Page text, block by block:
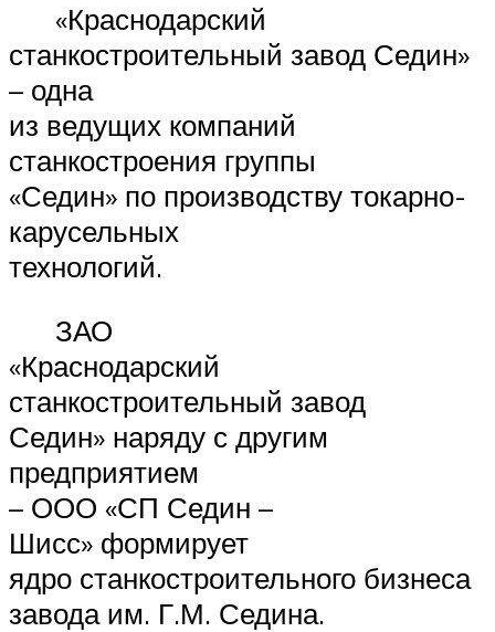
«Краснодарский
станкостроительный завод Седин»
– одна
из ведущих компаний
станкостроения группы
«Седин» по производству токарно-
карусельных
технологий.
ЗАО
«Краснодарский
станкостроительный завод
Седин» наряду с другим
предприятием
– ООО «СП Седин –
Шисс» формирует
ядро станкостроительного бизнеса
завода им. Г.М. Седина.